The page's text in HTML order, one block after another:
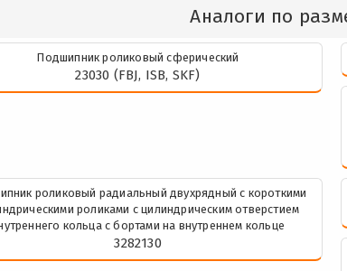
Аналоги по
Подшипник роликовый сферический
23030 (FBJ, ISB, SKF)
роликовый радиальный двухрядный с короткими
роликами с цилиндрическим отверстием
кольца с бортами на внутреннем кольце
3282130